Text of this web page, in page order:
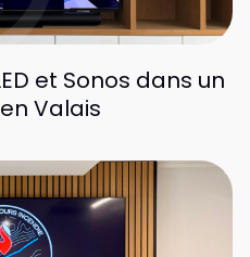
et Sonos dans un
Valais